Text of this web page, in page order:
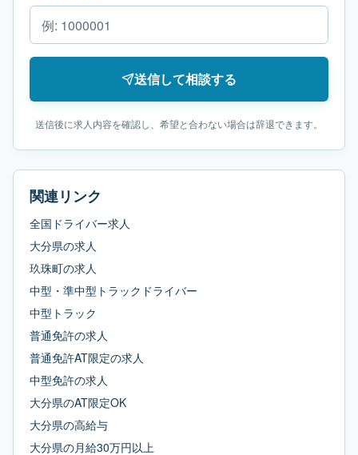
送信して相談する
送信後に求人内容を確認し、希望と合わない場合は辞退できます。
関連リンク
全国ドライバー求人
大分県の求人
玖珠町の求人
中型・準中型トラックドライバー
中型トラック
普通免許の求人
普通免許AT限定の求人
中型免許の求人
大分県のAT限定OK
大分県の高給与
大分県の月給30万円以上